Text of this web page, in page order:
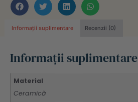
Informații suplimentare Recenzii (0)
Informații suplimentare
Material
Ceramică